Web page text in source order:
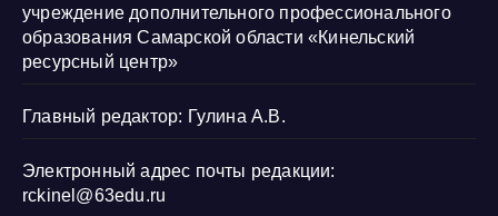
учреждение дополнительного профессионального
образования Самарской области «Кинельский
ресурсный центр»
Главный редактор: Гулина А.В.
Электронный адрес почты редакции:
rckinel@63edu.ru